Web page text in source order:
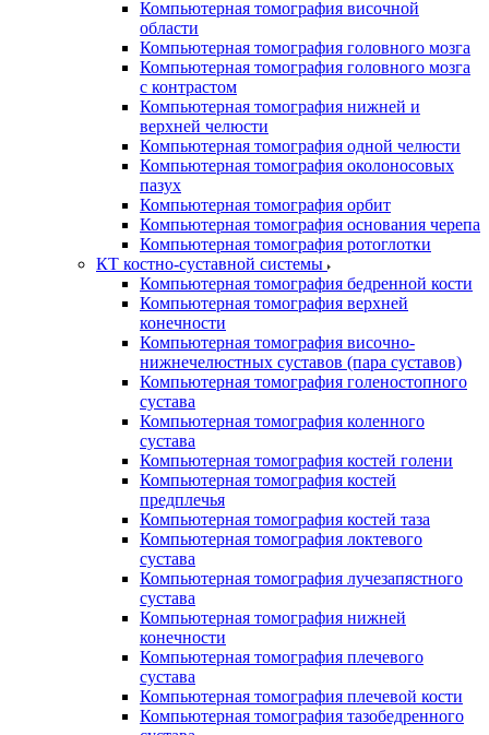
Компьютерная томография височной
области
Компьютерная томография головного мозга
Компьютерная томография головного мозга
с контрастом
Компьютерная томография нижней и
верхней челюсти
Компьютерная томография одной челюсти
Компьютерная томография околоносовых
пазух
Компьютерная томография орбит
Компьютерная томография основания черепа
Компьютерная томография ротоглотки
КТ костно-суставной системы
Компьютерная томография бедренной кости
Компьютерная томография верхней
конечности
Компьютерная томография височно-
нижнечелюстных суставов (пара суставов)
Компьютерная томография голеностопного
сустава
Компьютерная томография коленного
сустава
Компьютерная томография костей голени
Компьютерная томография костей
предплечья
Компьютерная томография костей таза
Компьютерная томография локтевого
сустава
Компьютерная томография лучезапястного
сустава
Компьютерная томография нижней
конечности
Компьютерная томография плечевого
сустава
Компьютерная томография плечевой кости
Компьютерная томография тазобедренного